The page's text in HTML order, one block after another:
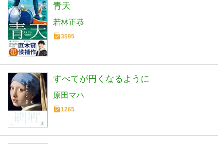
青天
若林正恭
3595
すべてが円くなるように
原田マハ
1265